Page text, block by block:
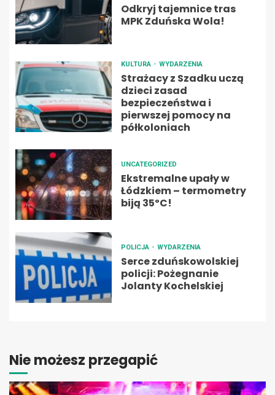
Odkryj tajemnice tras
MPK Zduńska Wola!
KULTURA WYDARZENIA
Strażacy z Szadku uczą
dzieci zasad
bezpieczeństwa i
pierwszej pomocy na
półkoloniach
UNCATEGORIZED
Ekstremalne upały w
Łódzkiem – termometry
biją 35ºC!
POLICJA WYDARZENIA
Serce zduńskowolskiej
policji: Pożegnanie
Jolanty Kochelskiej
Nie możesz przegapić